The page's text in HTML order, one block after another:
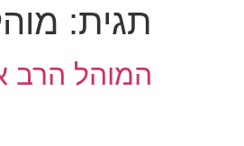
תגית:
המוהל